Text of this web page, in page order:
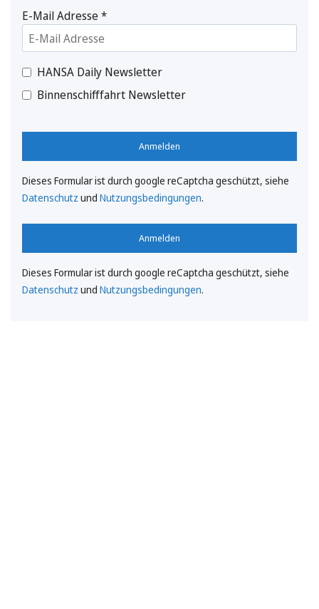
E-Mail Adresse*
HANSA Daily Newsletter
Binnenschifffahrt Newsletter
Anmelden
Dieses Formular ist durch google reCaptcha geschützt, siehe
Datenschutz und Nutzungsbedingungen.
Anmelden
Dieses Formular ist durch google reCaptcha geschützt, siehe
Datenschutz und Nutzungsbedingungen.